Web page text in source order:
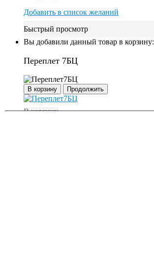
Добавить в список желаний
Быстрый просмотр
Вы добавили данный товар в корзину:
Переплет 7БЦ
В корзину Продолжить
В корзину